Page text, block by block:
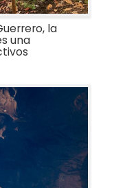
la
una